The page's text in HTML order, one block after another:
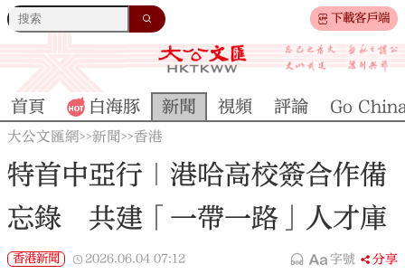
下載客戶端
首頁 白海豚 新聞 視頻 評論 Go
大公文匯網>>新聞>>香港
特首中亞行｜港哈高校簽合作備
忘錄 共建「一帶一路」人才庫
香港新聞 2026.06.04 07:12 字號 分享